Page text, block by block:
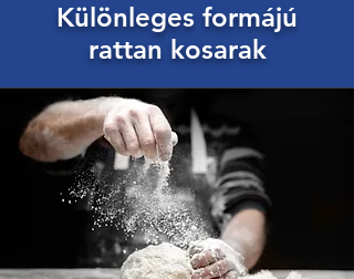
Különleges formájú
rattan kosarak